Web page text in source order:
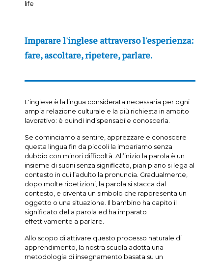
life
Imparare l'inglese attraverso l'esperienza:
fare, ascoltare, ripetere, parlare.
L'inglese è la lingua considerata necessaria per ogni
ampia relazione culturale e la più richiesta in ambito
lavorativo: è quindi indispensabile conoscerla.
Se cominciamo a sentire, apprezzare e conoscere
questa lingua fin da piccoli la impariamo senza
dubbio con minori difficoltà. All’inizio la parola è un
insieme di suoni senza significato, pian piano si lega al
contesto in cui l’adulto la pronuncia. Gradualmente,
dopo molte ripetizioni, la parola si stacca dal
contesto, e diventa un simbolo che rappresenta un
oggetto o una situazione. Il bambino ha capito il
significato della parola ed ha imparato
effettivamente a parlare.
Allo scopo di attivare questo processo naturale di
apprendimento, la nostra scuola adotta una
metodologia di insegnamento basata su un